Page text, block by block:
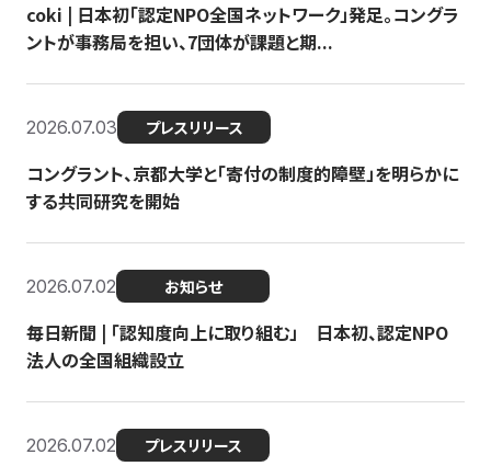
coki | 日本初「認定NPO全国ネットワーク」発足。コングラ
ントが事務局を担い、7団体が課題と期...
2026.07.03 プレスリリース
コングラント、京都大学と「寄付の制度的障壁」を明らかに
する共同研究を開始
2026.07.02 お知らせ
毎日新聞 | 「認知度向上に取り組む」 日本初、認定NPO
法人の全国組織設立
2026.07.02 プレスリリース